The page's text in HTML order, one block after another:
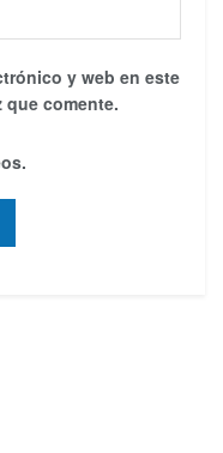
y web en este
que comente.